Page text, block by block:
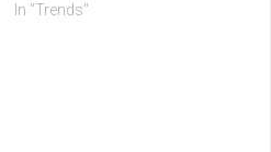
In "Trends"